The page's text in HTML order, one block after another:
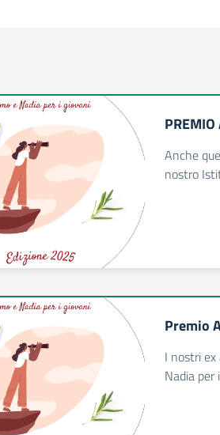
Anche
nostro
Premio
I nostri
Nadia per